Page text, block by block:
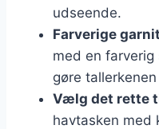
udseende.
Farverige
med en
gøre
Vælg det rette
havtasken med